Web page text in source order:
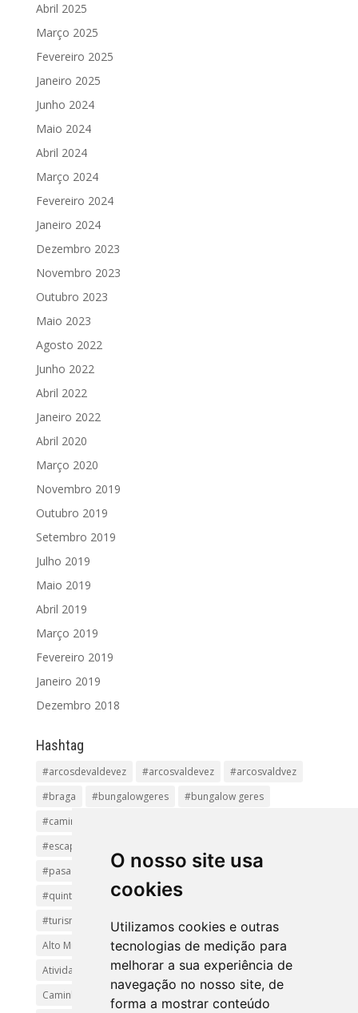
O nosso site usa
cookies
Utilizamos cookies e outras
tecnologias de medição para
melhorar a sua experiência de
navegação no nosso site, de
forma a mostrar conteúdo
Abril 2025
Março 2025
Fevereiro 2025
Janeiro 2025
Junho 2024
Maio 2024
Abril 2024
Março 2024
Fevereiro 2024
Janeiro 2024
Dezembro 2023
Novembro 2023
Outubro 2023
Maio 2023
Agosto 2022
Junho 2022
Abril 2022
Janeiro 2022
Abril 2020
Março 2020
Novembro 2019
Outubro 2019
Setembro 2019
Julho 2019
Maio 2019
Abril 2019
Março 2019
Fevereiro 2019
Janeiro 2019
Dezembro 2018
Hashtag
#arcosdevaldevez #arcosvaldevez
#arcosvaldvez
#braga
#bungalowgeres
#bungalow geres
#caminhadas
#escapadinha
#pasadiços
#passadiçosdovez
#penedageres
#quintalamosa
#religião
#turismoreligioso
#turismorural
#vianadocastelo
Alto Minho
Arcos de Valdevez.
Arcos Valdevez
Atividades e Passeios
aventura
Caminhadas e Passeio
Caminho de Santiago
Caminho Minhoto Ribeiro